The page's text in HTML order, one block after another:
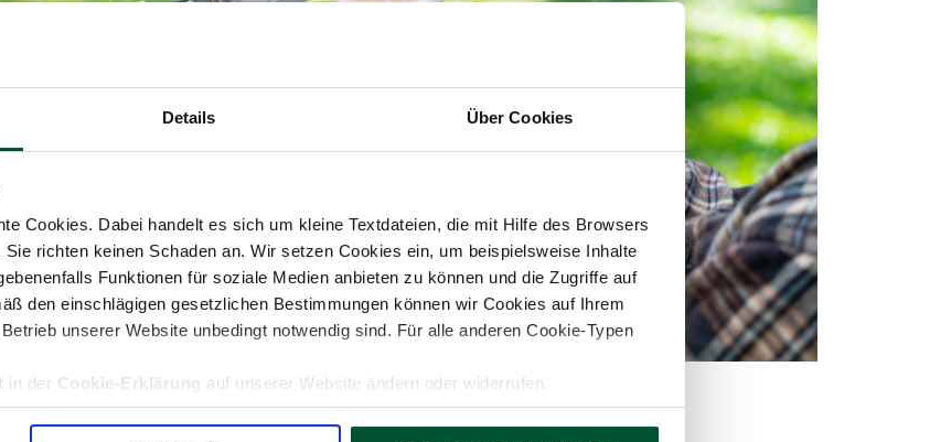
Details Über Cookies
Cookies. Dabei handelt es sich um kleine Textdateien, die mit Hilfe des Browsers
richten keinen Schaden an. Wir setzen Cookies ein, um beispielsweise Inhalte
Funktionen für soziale Medien anbieten zu können und die Zugriffe auf
den einschlägigen gesetzlichen Bestimmungen können wir Cookies auf Ihrem
unserer Website unbedingt notwendig sind. Für alle anderen Cookie-Typen
in der Cookie-Erklärung auf unserer Website ändern oder widerrufen.
Corporate Carbon Footprint Berechnung uvm.! Kontaktieren Sie uns!